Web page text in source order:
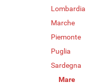
Lombardia
Marche
Piemonte
Puglia
Sardegna
Mare